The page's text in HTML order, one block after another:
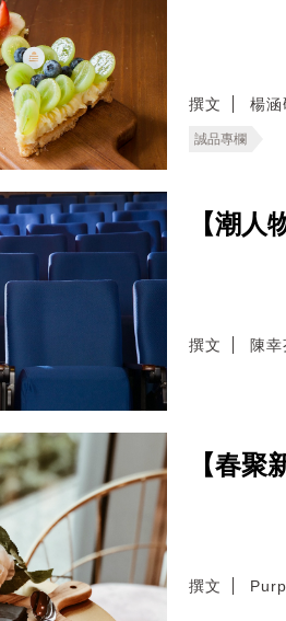
撰文 楊涵
誠品專欄
【潮
撰文 陳
【春聚
撰文